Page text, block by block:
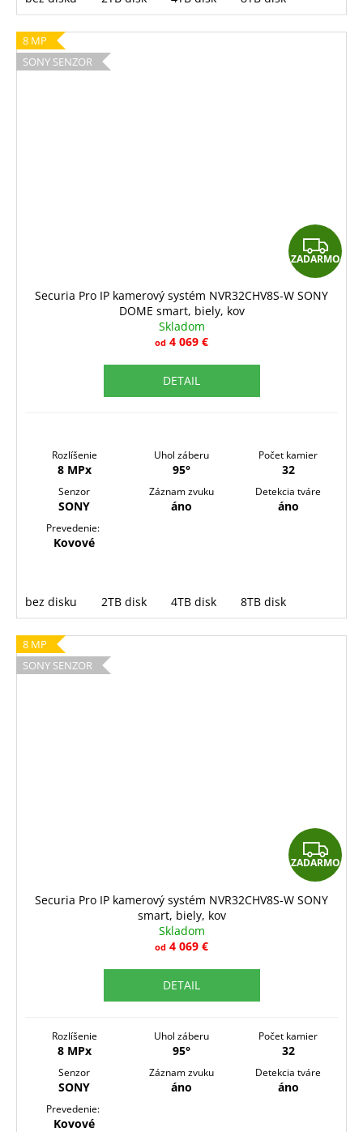
8 MP
SONY SENZOR
Z
A
D
ZADARMO
Securia Pro IP kamerový systém NVR32CHV8S-W SONY
DOME smart, biely, kov
Skladom
od 4 069 €
DETAIL
Rozlíšenie
8 MPx
Uhol záberu
95°
Počet kamier
32
Senzor
SONY
Záznam zvuku
áno
Detekcia tváre
áno
Prevedenie:
Kovové
bez disku 2TB disk 4TB disk 8TB disk
8 MP
SONY SENZOR
Z
A
D
ZADARMO
Securia Pro IP kamerový systém NVR32CHV8S-W SONY
smart, biely, kov
Skladom
od 4 069 €
DETAIL
Rozlíšenie
8 MPx
Uhol záberu
95°
Počet kamier
32
Senzor
SONY
Záznam zvuku
áno
Detekcia tváre
áno
Prevedenie:
Kovové